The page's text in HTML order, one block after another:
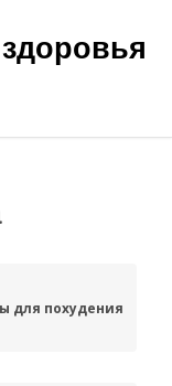
для похудения